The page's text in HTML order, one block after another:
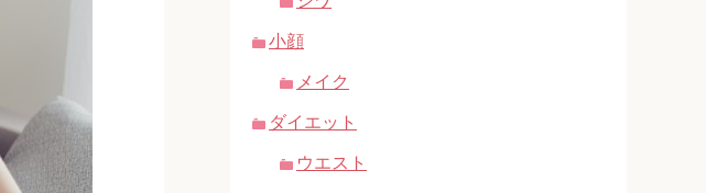
小顔
メイク
ダイエット
ウエスト